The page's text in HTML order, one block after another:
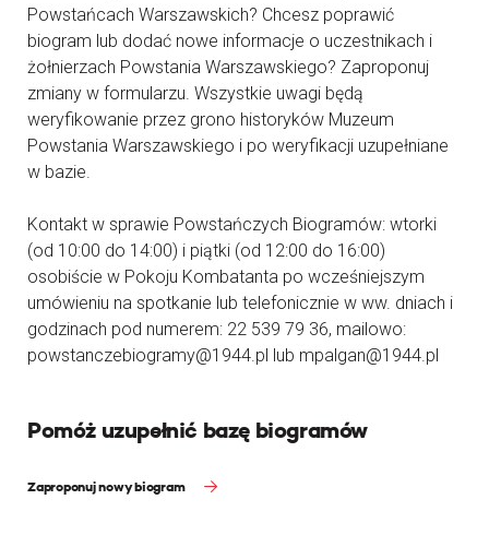
Powstańcach Warszawskich? Chcesz poprawić
biogram lub dodać nowe informacje o uczestnikach i
żołnierzach Powstania Warszawskiego? Zaproponuj
zmiany w formularzu. Wszystkie uwagi będą
weryfikowanie przez grono historyków Muzeum
Powstania Warszawskiego i po weryfikacji uzupełniane
w bazie.
Kontakt w sprawie Powstańczych Biogramów: wtorki
(od 10:00 do 14:00) i piątki (od 12:00 do 16:00)
osobiście w Pokoju Kombatanta po wcześniejszym
umówieniu na spotkanie lub telefonicznie w ww. dniach i
godzinach pod numerem: 22 539 79 36, mailowo:
powstanczebiogramy@1944.pl lub mpalgan@1944.pl
Pomóż uzupełnić bazę biogramów
Zaproponuj nowy biogram